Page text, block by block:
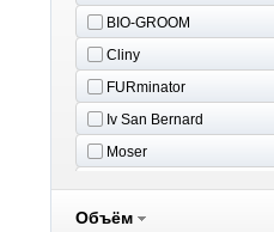
BIO-GROOM
Cliny
FURminator
Iv San Bernard
Moser
Perfect Coat
Объём